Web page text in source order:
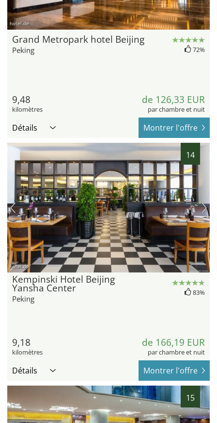
hotel.de
Grand Metropark hotel Beijing
Peking 72%
9,48
kilomètres
de 126,33 EUR
par chambre et nuit
Détails Montrer l'offre
14
hotel.de
Kempinski Hotel Beijing
Yansha Center
Peking
83%
9,18
kilomètres
de 166,19 EUR
par chambre et nuit
Détails Montrer l'offre
15